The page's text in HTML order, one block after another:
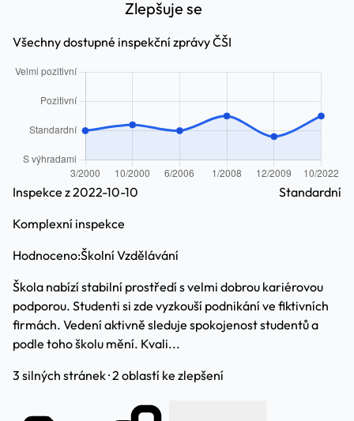
Zlepšuje se
Všechny dostupné inspekční zprávy ČŠI
Inspekce z 2022-10-10
Komplexní inspekce
Standardní
Hodnoceno:Školní Vzdělávání
Škola nabízí stabilní prostředí s velmi dobrou kariérovou
podporou. Studenti si zde vyzkouší podnikání ve fiktivních
firmách. Vedení aktivně sleduje spokojenost studentů a
podle toho školu mění. Kvali...
3 silných stránek · 2 oblastí ke zlepšení